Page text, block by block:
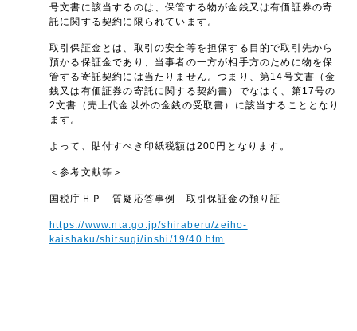
号文書に該当するのは、保管する物が金銭又は有価証券の寄
託に関する契約に限られています。
取引保証金とは、取引の安全等を担保する目的で取引先から
預かる保証金であり、当事者の一方が相手方のために物を保
管する寄託契約には当たりません。つまり、第14号文書（金
銭又は有価証券の寄託に関する契約書）でなはく、第17号の
2文書（売上代金以外の金銭の受取書）に該当することとなり
ます。
よって、貼付すべき印紙税額は200円となります。
＜参考文献等＞
国税庁ＨＰ 質疑応答事例 取引保証金の預り証
https://www.nta.go.jp/shiraberu/zeiho-
kaishaku/shitsugi/inshi/19/40.htm